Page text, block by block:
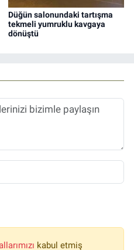
Düğün salonundaki tartışma
tekmeli yumruklu kavgaya
dönüştü
kabul etmiş